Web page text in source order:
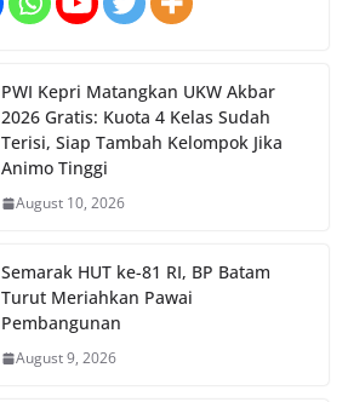
PWI Kepri Matangkan UKW Akbar
2026 Gratis: Kuota 4 Kelas Sudah
Terisi, Siap Tambah Kelompok Jika
Animo Tinggi
August 10, 2026
Semarak HUT ke-81 RI, BP Batam
Turut Meriahkan Pawai
Pembangunan
August 9, 2026